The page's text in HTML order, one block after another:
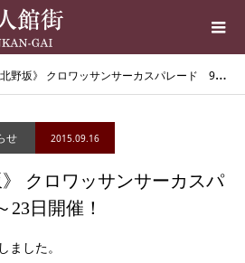
坂》 クロワッサンサーカスパレード 9月19日～23日開催！
せ 2015.09.16
》 クロワッサンサーカスパ
日開催！
ました。